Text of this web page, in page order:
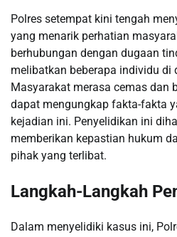
Polres setempat kini tengah
yang menarik perhatian
berhubungan dengan dugaan
melibatkan beberapa individu di
Masyarakat merasa cemas dan
dapat mengungkap fakta-fakta
kejadian ini. Penyelidikan ini
memberikan kepastian hukum
pihak yang terlibat.
Langkah-Langkah
Dalam menyelidiki kasus ini,